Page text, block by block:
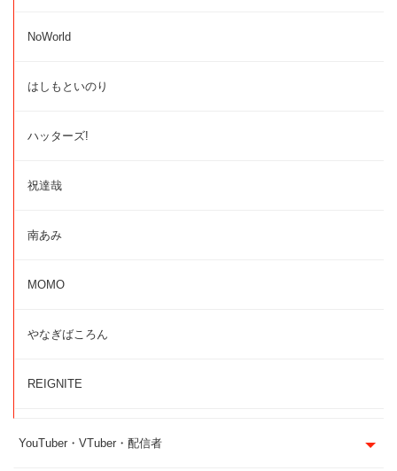
NoWorld
はしもといのり
ハッターズ!
祝達哉
南あみ
MOMO
やなぎばころん
REIGNITE
YouTuber・VTuber・配信者